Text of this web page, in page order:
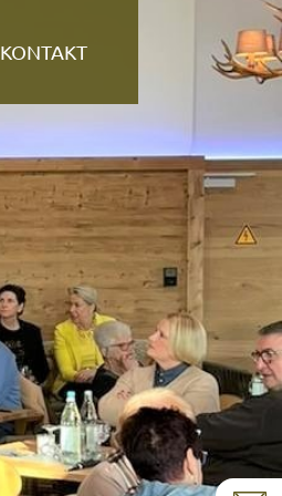
KONTAKT